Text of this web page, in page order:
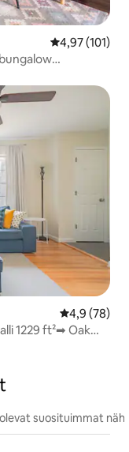
4,97 (101)
4,9 (78)
1229 ️ft²➡ Oak
suosituimmat